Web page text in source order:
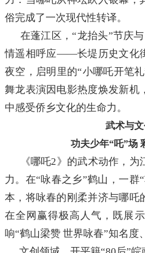
俗完成了一次现代性转译。
在蓬江区，“龙抬头”节庆与
情遥相呼应——长堤历史文化
夜空，启明里的“小哪吒开笔
舞龙表演因电影热度焕发新机
中感受侨乡文化的生命力。
武术与文
功夫少年“吒”场
《哪吒2》的武术动作，为
力。在“咏春之乡”鹤山，一群
本，将咏春的刚柔并济与哪吒
在全网赢得极高人气，既展
响“鹤山梁赞 世界咏春”知名度